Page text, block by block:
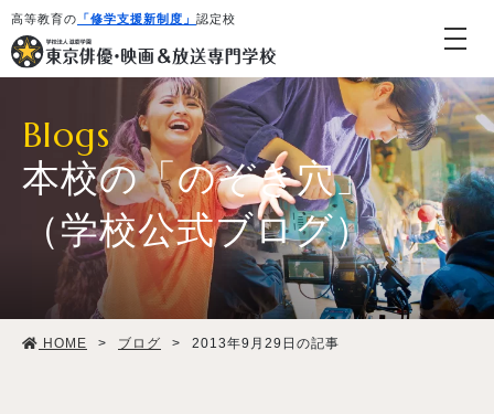
高等教育の 「修学支援新制度」 認定校
学校紹介・教育システム
Blogs
本校の「のぞき穴」
（学校公式ブログ）
HOME > ブログ > 2013年9月29日の記事